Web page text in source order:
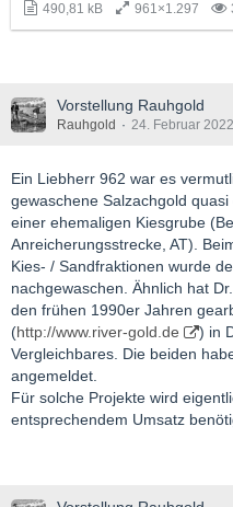
490,81 kB 961×1.297
Vorstellung Rauhgold
Rauhgold 24. Februar 2022
Ein Liebherr 962 war es
gewaschene Salzachgold quasi
einer ehemaligen Kiesgrube
Anreicherungsstrecke, AT).
Kies- / Sandfraktionen wurde
nachgewaschen. Ähnlich hat
den frühen 1990er Jahren
(http://www.river-gold.de
) in
Vergleichbares. Die beiden
angemeldet.
Für solche Projekte wird
entsprechendem Umsatz